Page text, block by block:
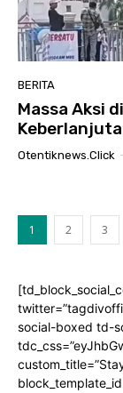
BERITA
Massa Aksi
Otentiknews.click -
1 2 3
social-boxed td-